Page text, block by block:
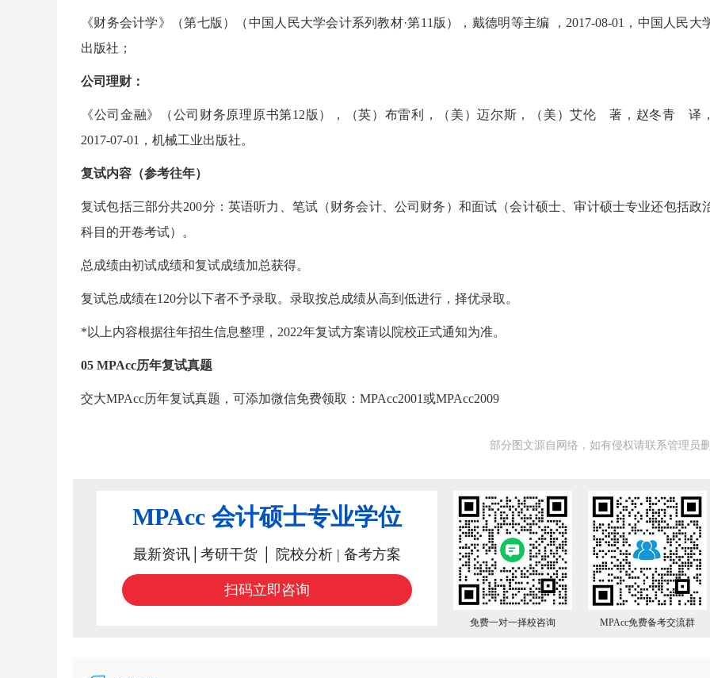
《财务会计学》（第七版）（中国人民大学会计系列教材·第11版），戴德明等主编 ，2017-08-01，中国人民大
出版社；
公司理财：
《公司金融》（公司财务原理原书第12版），（英）布雷利，（美）迈尔斯，（美）艾伦 著，赵冬青 译
2017-07-01，机械工业出版社。
复试内容（参考往年）
复试包括三部分共200分：英语听力、笔试（财务会计、公司财务）和面试（会计硕士、审计硕士专业还包括政
科目的开卷考试）。
总成绩由初试成绩和复试成绩加总获得。
复试总成绩在120分以下者不予录取。录取按总成绩从高到低进行，择优录取。
*以上内容根据往年招生信息整理，2022年复试方案请以院校正式通知为准。
05 MPAcc历年复试真题
交大MPAcc历年复试真题，可添加微信免费领取：MPAcc2001或MPAcc2009
部分图文源自网络，如有侵权请联系管理员
MPAcc 会计硕士专业学位
最新资讯│考研干货 │ 院校分析 | 备考方案
扫码立即咨询
免费一对一择校咨询 MPAcc免费备考交流群